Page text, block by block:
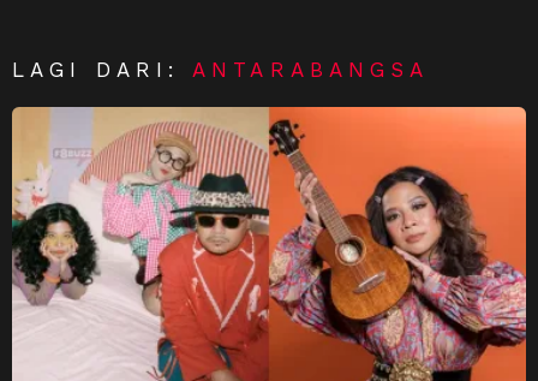
LAGI DARI: ANTARABANGSA